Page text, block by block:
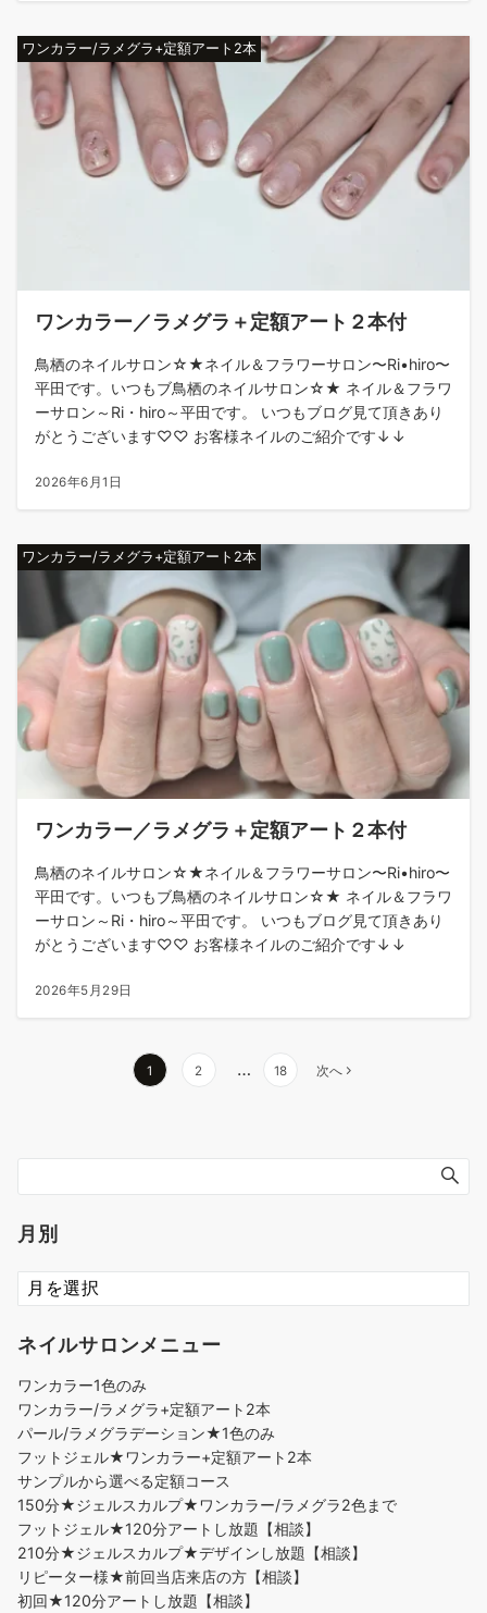
ワンカラー/ラメグラ+定額アート2本
ワンカラー／ラメグラ＋定額アート２本付
鳥栖のネイルサロン☆★ネイル＆フラワーサロン〜Ri•hiro〜
平田です。いつもブ鳥栖のネイルサロン☆★ ネイル＆フラワ
ーサロン～Ri・hiro～平田です。 いつもブログ見て頂きあり
がとうございます♡♡ お客様ネイルのご紹介です↓↓
2026年6月1日
ワンカラー/ラメグラ+定額アート2本
ワンカラー／ラメグラ＋定額アート２本付
鳥栖のネイルサロン☆★ネイル＆フラワーサロン〜Ri•hiro〜
平田です。いつもブ鳥栖のネイルサロン☆★ ネイル＆フラワ
ーサロン～Ri・hiro～平田です。 いつもブログ見て頂きあり
がとうございます♡♡ お客様ネイルのご紹介です↓↓
2026年5月29日
1 2 … 18 次へ
月別
ネイルサロンメニュー
ワンカラー1色のみ
ワンカラー/ラメグラ+定額アート2本
パール/ラメグラデーション★1色のみ
フットジェル★ワンカラー+定額アート2本
サンプルから選べる定額コース
150分★ジェルスカルプ★ワンカラー/ラメグラ2色まで
フットジェル★120分アートし放題【相談】
210分★ジェルスカルプ★デザインし放題【相談】
リピーター様★前回当店来店の方【相談】
初回★120分アートし放題【相談】